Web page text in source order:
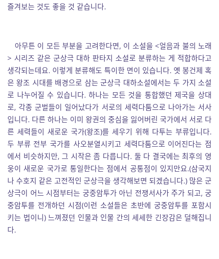
즐겨보는 것도 좋을 것 같습니다.
아무튼 이 모든 부분을 고려한다면, 이 소설을 <얼음과 불의 노래
> 시리즈 같은 군상극 대하 판타지 소설로 분류하는 게 적합하다고
생각되는데요. 이렇게 분류해도 특이한 면이 있습니다. 옛 봉건제 혹
은 왕조 시대를 배경으로 삼는 군상극 대하소설에서는 두 가지 소설
로 나누어질 수 있습니다. 하나는 모든 것을 통합했던 제국을 상대
로, 각종 군벌들이 일어났다가 서로의 세력다툼으로 나아가는 서사
입니다. 다른 하나는 이미 왕권의 중심을 잃어버린 국가에서 서로 다
른 세력들이 새로운 국가(왕조)를 세우기 위해 다투는 부류입니다.
두 부류 전부 국가를 사오분열시키고 세력다툼으로 이어진다는 점
에서 비슷하지만, 그 시작은 좀 다릅니다. 둘 다 결국에는 최후의 영
웅이 새로운 국가로 통일한다는 점에서 공통점이 있지만요.(삼국지
나 수호지 같은 고전적인 군상극을 생각해보면 되겠습니다.) 많은 군
상극이 어느 시점부터는 궁중암투가 아닌 전쟁서사가 주가 되고, 궁
중암투를 전개하던 시점(이런 소설들은 초반에 궁중암투를 포함시
키는 법이니) 느껴졌던 인물과 인물 간의 세세한 긴장감은 덜해집니
다.